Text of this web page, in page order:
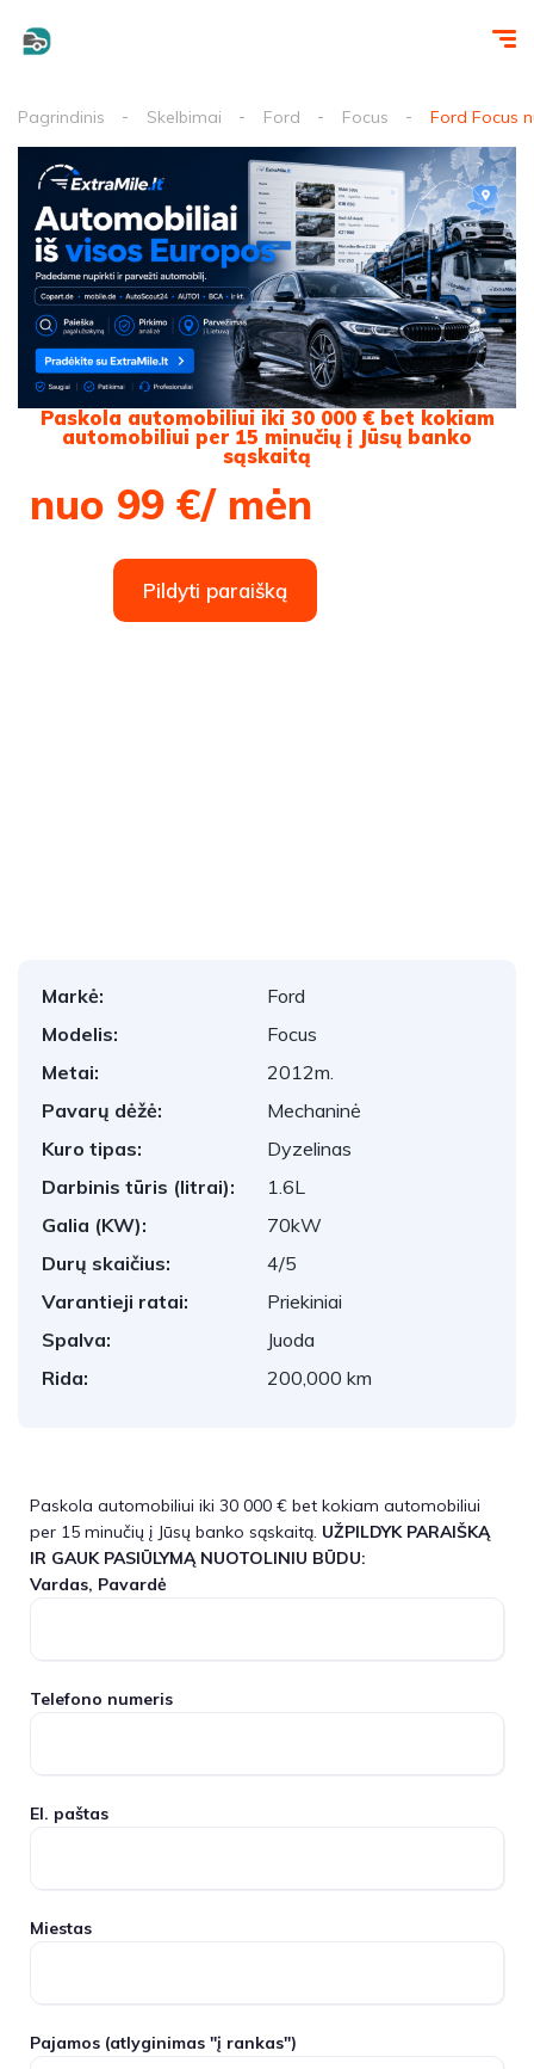
Pagrindinis Skelbimai Ford Focus Ford Focus
Paskola automobiliui iki 30 000 € bet kokiam
automobiliui per 15 minučių į Jūsų banko
sąskaitą
nuo 99 €/ mėn
Pildyti paraišką
Markė:
Ford
Modelis:
Focus
Metai:
2012m.
Pavarų dėžė:
Mechaninė
Kuro tipas:
Dyzelinas
Darbinis tūris (litrai):
1.6L
Galia (KW):
70kW
Durų skaičius:
4/5
Varantieji ratai:
Priekiniai
Spalva:
Juoda
Rida:
200,000 km
Paskola automobiliui iki 30 000 € bet kokiam automobiliui
per 15 minučių į Jūsų banko sąskaitą. UŽPILDYK PARAIŠKĄ
IR GAUK PASIŪLYMĄ NUOTOLINIU BŪDU:
Vardas, Pavardė
Telefono numeris
El. paštas
Miestas
Pajamos (atlyginimas "į rankas")